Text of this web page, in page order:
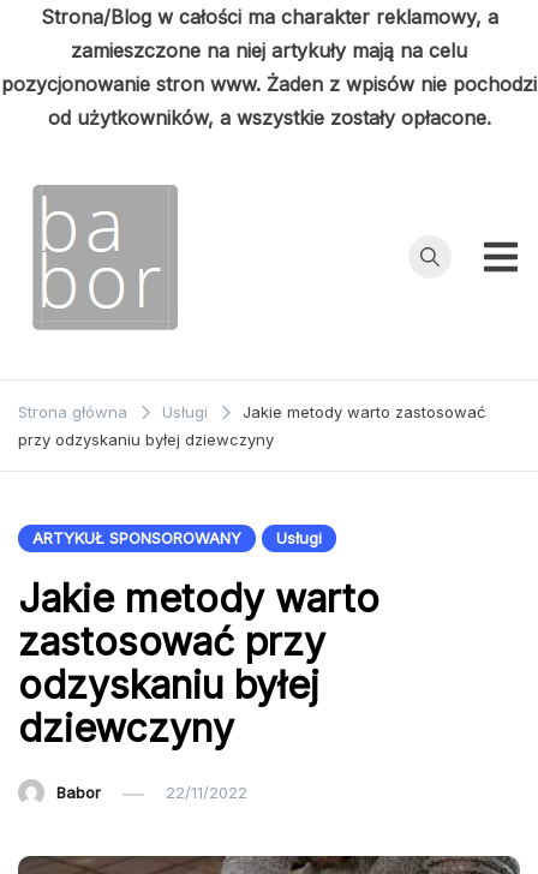
Strona/Blog w całości ma charakter reklamowy, a
zamieszczone na niej artykuły mają na celu
pozycjonowanie stron www. Żaden z wpisów nie pochodzi
od użytkowników, a wszystkie zostały opłacone.
treści
Babor
Strona główna Usługi
Jakie metody warto zastosować
przy odzyskaniu byłej dziewczyny
ARTYKUŁ SPONSOROWANY Usługi
Jakie metody warto
zastosować przy
odzyskaniu byłej
dziewczyny
Babor 22/11/2022